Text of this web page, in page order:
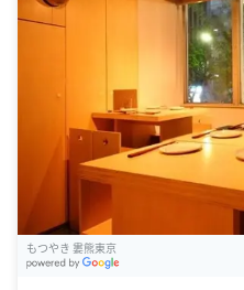
もつやき 婁熊東京